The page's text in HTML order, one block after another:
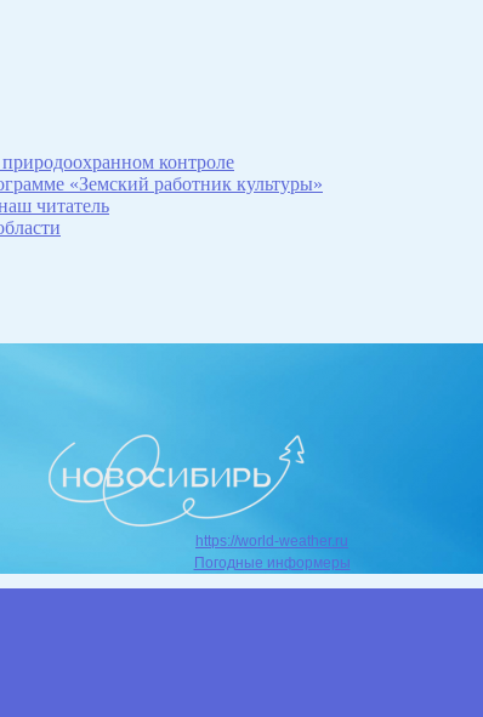
контроле
«Земский работник культуры»
читатель
https://world-weather.ru
Погодные информеры